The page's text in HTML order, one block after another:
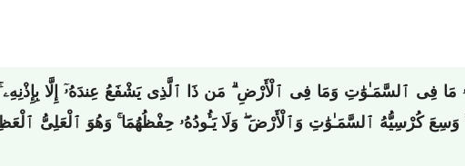
مَا فِى ٱلسَّمَـٰوَٰتِ وَمَا فِى ٱلْأَرْضِ ۗ مَن ذَا ٱلَّذِى يَشْفَعُ عِندَهُۥٓ إِلَّا
وَسِعَ كُرْسِيُّهُ ٱلسَّمَـٰوَٰتِ وَٱلْأَرْضَ ۖ وَلَا يَـُٔودُهُۥ حِفْظُهُمَا ۚ وَهُوَ ٱلْعَلِىُّ